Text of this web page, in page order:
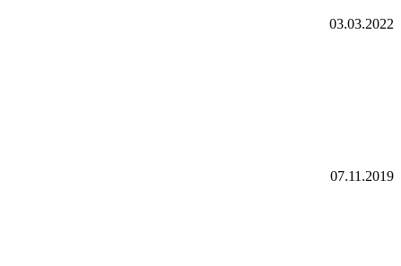
03.03.2022
07.11.2019